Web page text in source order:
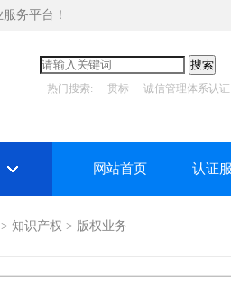
务平台！
热门搜索: 贯标 诚信管理体系认证
网站首页 认证
> 知识产权 > 版权业务